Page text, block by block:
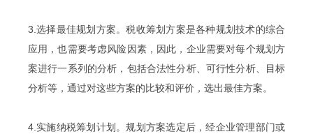
3.选择最佳规划方案。税收筹划方案是各种规划技术的综合
应用，也需要考虑风险因素，因此，企业需要对每个规划方
案进行一系列的分析，包括合法性分析、可行性分析、目标
分析等，通过对这些方案的比较和评价，选出最佳方案。
4.实施纳税筹划计划。规划方案选定后，经企业管理部门或